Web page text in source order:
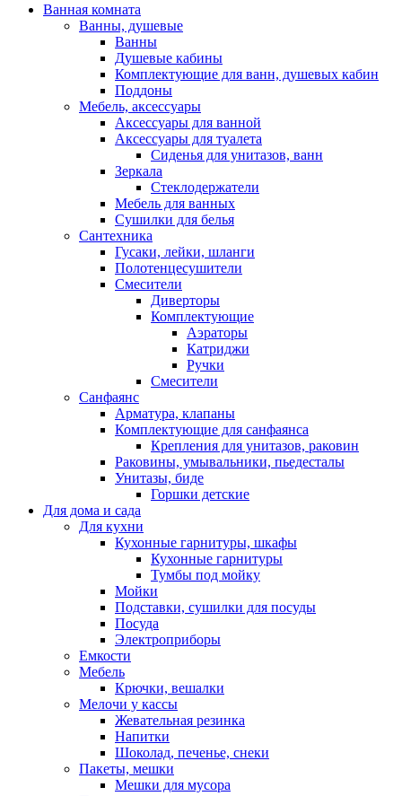
Ванная комната
Ванны, душевые
Ванны
Душевые кабины
Комплектующие для ванн, душевых кабин
Поддоны
Мебель, аксессуары
Аксессуары для ванной
Аксессуары для туалета
Сиденья для унитазов, ванн
Зеркала
Стеклодержатели
Мебель для ванных
Сушилки для белья
Сантехника
Гусаки, лейки, шланги
Полотенцесушители
Смесители
Диверторы
Комплектующие
Аэраторы
Катриджи
Ручки
Смесители
Санфаянс
Арматура, клапаны
Комплектующие для санфаянса
Крепления для унитазов, раковин
Раковины, умывальники, пьедесталы
Унитазы, биде
Горшки детские
Для дома и сада
Для кухни
Кухонные гарнитуры, шкафы
Кухонные гарнитуры
Тумбы под мойку
Мойки
Подставки, сушилки для посуды
Посуда
Электроприборы
Емкости
Мебель
Крючки, вешалки
Мелочи у кассы
Жевательная резинка
Напитки
Шоколад, печенье, снеки
Пакеты, мешки
Мешки для мусора